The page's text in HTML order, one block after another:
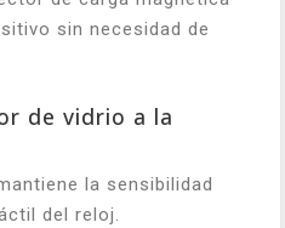
sin necesidad de
de vidrio a la
la sensibilidad
del reloj.